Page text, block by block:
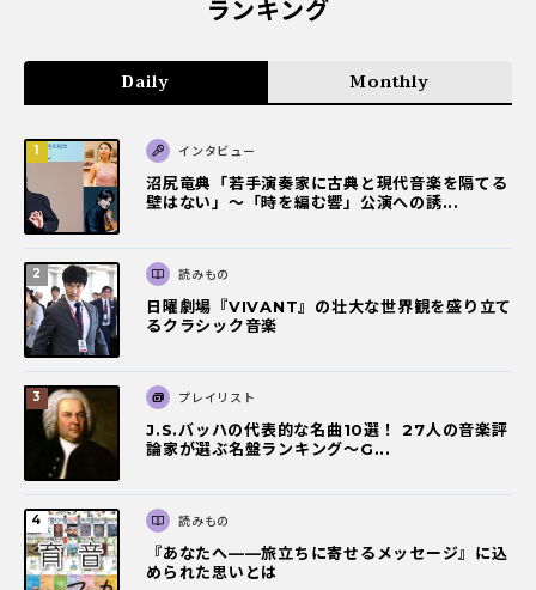
ランキング
Daily Monthly
インタビュー
沼尻竜典「若手演奏家に古典と現代音楽を隔てる
壁はない」～「時を編む響」公演への誘...
読みもの
日曜劇場『VIVANT』の壮大な世界観を盛り立て
るクラシック音楽
プレイリスト
J.S.バッハの代表的な名曲10選！ 27人の音楽評
論家が選ぶ名盤ランキング〜G...
読みもの
『あなたへ――旅立ちに寄せるメッセージ』に込
められた思いとは